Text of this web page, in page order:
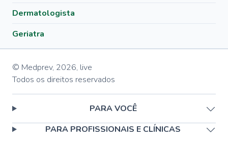
Dermatologista
Geriatra
© Medprev, 2026, live
Todos os direitos reservados
PARA VOCÊ
PARA PROFISSIONAIS E CLÍNICAS